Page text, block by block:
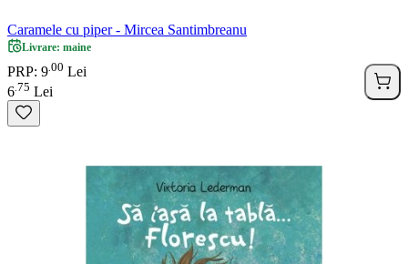
Caramele cu piper - Mircea Santimbreanu
Livrare: maine
PRP: 9 00 Lei
6 75 Lei